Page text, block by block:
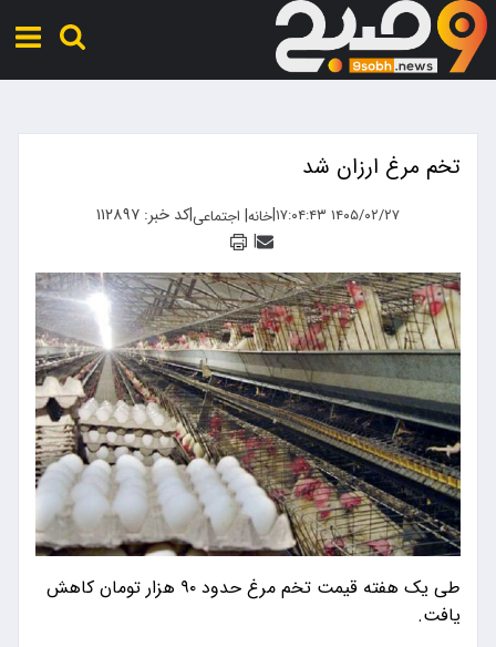
تخم مرغ ارزان شد
۱۴۰۵/۰۲/۲۷ ۱۷:۰۴:۴۳ |خانه| اجتماعی|کد خبر: ۱۱۲۸۹۷
|
طی یک هفته قیمت تخم مرغ حدود ۹۰ هزار تومان کاهش
یافت.